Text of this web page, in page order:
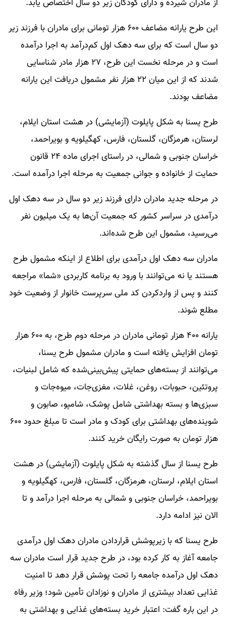
از مادران شیرده و دارای کودکان زیر دو سال اختصاص یابد.
این طرح یارانه مضاعف ۶۰۰ هزار تومانی برای مادران با فرزند زیر
دو سال است که برای سه دهک اول کم‌درآمد به اجرا درآمده
است و در مرحله نخست این طرح، ۲۷ هزار مادر شناسایی
شدند که از این میان ۲۲ هزار نفر مشمول دریافت این یارانه
مضاعف بودند.
طرح یسنا به شکل پایلوت (آزمایشی) در هشت استان ایلام،
لرستان، هرمزگان، گلستان، فارس، کهگیلویه و بویراحمد،
خراسان جنوبی و شمالی، در راستای اجرای ماده ۲۴ قانون
حمایت از خانواده و جوانی جمعیت به مرحله اجرا درآمده است.
در مرحله جدید مادران دارای فرزند زیر دو سال در سه دهک اول
درآمدی در سراسر کشور که جمعیت آن‌ها به یک میلیون نفر
می‌رسید، مشمول این طرح شده‌اند.
مادران سه دهک اول درآمدی برای اطلاع از اینکه مشمول طرح
هستند یا نه می‌توانند با ورود به برنامه کاربردی «شما» مراجعه
کنند و پس از واردکردن کد ملی سرپرست خانوار از وضعیت خود
مطلع شوند.
یارانه ۴۰۰ هزار تومانی مادران در مرحله دوم طرح، به ۶۰۰ هزار
تومان افزایش یافته است و مادران مشمول طرح یسنا،
می‌توانند از بسته‌های حمایتی پیش‌بینی‌شده که شامل لبنیات،
پروتئین، حبوبات، روغن، غلات، مغزی‌جات، میوه‌جات و
سبزی‌ها و بسته بهداشتی شامل پوشک، شامپو، صابون و
شوینده‌های بهداشتی برای کودک و مادر است تا مبلغ حدود ۶۰۰
هزار تومان به صورت رایگان خرید کنند.
طرح یسنا از سال گذشته به شکل پایلوت (آزمایشی) در هشت
استان ایلام، لرستان، هرمزگان، گلستان، فارس، کهگیلویه و
بویراحمد، خراسان جنوبی و شمالی به مرحله اجرا درآمد و تا
الان نیز ادامه دارد.
طرح یسنا که با زیرپوشش قراردادن مادران دهک اول درآمدی
جامعه آغاز به کار کرده بود، در طرح جدید قرار است مادران سه
دهک اول درآمده جامعه را تحت پوشش قرار دهد تا امنیت
غذایی تعداد بیشتری از مادران و نوزادان تأمین شود؛ وزیر رفاه
در این باره گفت: اعتبار خرید بسته‌های غذایی و بهداشتی به